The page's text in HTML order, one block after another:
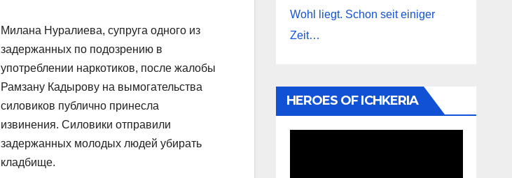
Милана Нуралиева, супруга одного из
задержанных по подозрению в
употреблении наркотиков, после жалобы
Рамзану Кадырову на вымогательства
силовиков публично принесла
извинения. Силовики отправили
задержанных молодых людей убирать
кладбище.
Wohl liegt. Schon seit einiger
Zeit…
HEROES OF ICHKERIA